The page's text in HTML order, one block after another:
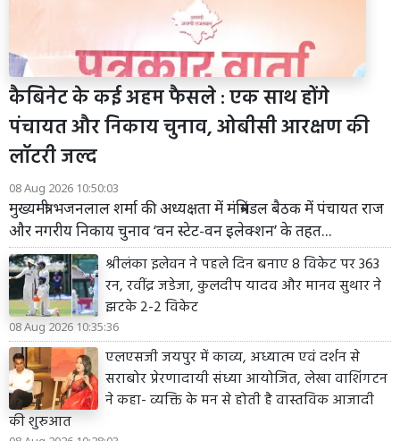
कैबिनेट के कई अहम फैसले : एक साथ होंगे
पंचायत और निकाय चुनाव, ओबीसी आरक्षण की
लॉटरी जल्द
08 Aug 2026 10:50:03
मुख्यमंत्री भजनलाल शर्मा की अध्यक्षता में मंत्रिमंडल बैठक में पंचायत राज
और नगरीय निकाय चुनाव ‘वन स्टेट-वन इलेक्शन’ के तहत...
श्रीलंका इलेवन ने पहले दिन बनाए 8 विकेट पर 363
रन, रवींद्र जडेजा, कुलदीप यादव और मानव सुथार ने
झटके 2-2 विकेट
08 Aug 2026 10:35:36
एलएसजी जयपुर में काव्य, अध्यात्म एवं दर्शन से
सराबोर प्रेरणादायी संध्या आयोजित, लेखा वाशिंगटन
ने कहा- व्यक्ति के मन से होती है वास्तविक आजादी
की शुरुआत